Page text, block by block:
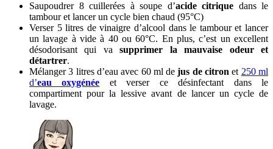
Saupoudrer 8 cuillerées à soupe d’acide citrique dans le
tambour et lancer un cycle bien chaud (95°C)
Verser 5 litres de vinaigre d’alcool dans le tambour et lancer
un lavage à vide à 40 ou 60°C. En plus, c’est un excellent
désodorisant qui vasupprimer la mauvaise odeur et
détartrer.
Mélanger 3 litres d’eau avec 60 ml dejus de citron et 250 ml
d’eau oxygénée et verser ce désinfectant dans le
compartiment pour la lessive avant de lancer un cycle de
lavage.